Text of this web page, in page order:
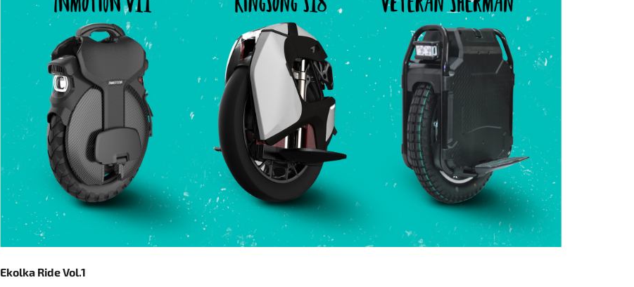
Ekolka Ride Vol.1